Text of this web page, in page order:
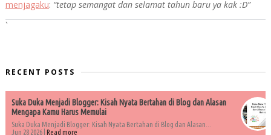
menjagaku: “tetap semangat dan selamat tahun baru ya kak :D”
`
RECENT POSTS
Suka Duka Menjadi Blogger: Kisah Nyata Bertahan di Blog dan Alasan
Mengapa Kamu Harus Memulai
Suka Duka Menjadi Blogger: Kisah Nyata Bertahan di Blog dan Alasan...
Jun 28 2026 | Read more